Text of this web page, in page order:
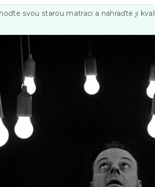
svou starou matraci a nahraďte ji